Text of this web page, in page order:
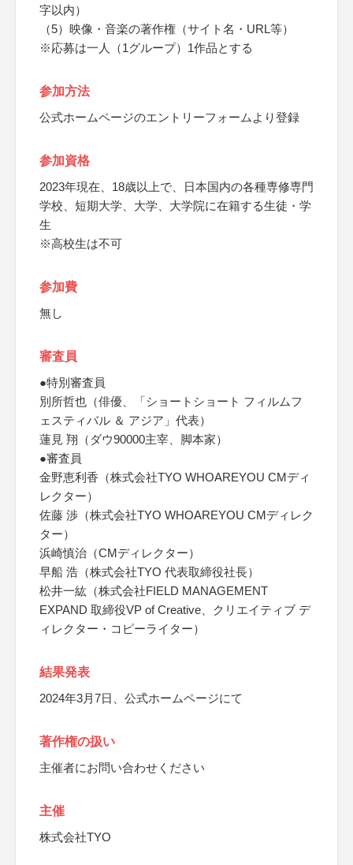
字以内）
（5）映像・音楽の著作権（サイト名・URL等）
※応募は一人（1グループ）1作品とする
参加方法
公式ホームページのエントリーフォームより登録
参加資格
2023年現在、18歳以上で、日本国内の各種専修専門
学校、短期大学、大学、大学院に在籍する生徒・学
生
※高校生は不可
参加費
無し
審査員
●特別審査員
別所哲也（俳優、「ショートショート フィルムフ
ェスティバル ＆ アジア」代表）
蓮見 翔（ダウ90000主宰、脚本家）
●審査員
金野恵利香（株式会社TYO WHOAREYOU CMディ
レクター）
佐藤 渉（株式会社TYO WHOAREYOU CMディレク
ター）
浜崎慎治（CMディレクター）
早船 浩（株式会社TYO 代表取締役社長）
松井一紘（株式会社FIELD MANAGEMENT
EXPAND 取締役VP of Creative、クリエイティブ デ
ィレクター・コピーライター）
結果発表
2024年3月7日、公式ホームページにて
著作権の扱い
主催者にお問い合わせください
主催
株式会社TYO